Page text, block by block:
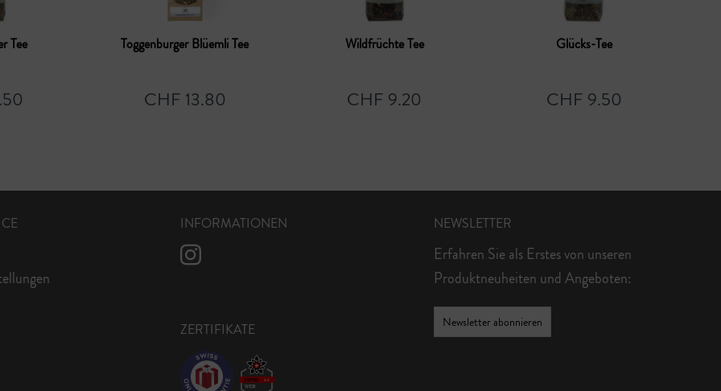
Tee Toggenburger Blüemli Tee
CHF 13.80
Wildfrüchte Tee
CHF 9.20
Glücks-Tee
CHF 9.50
INFORMATIONEN
ZERTIFIKATE
NEWSLETTER
Erfahren Sie als Erstes von unseren
Produktneuheiten und Angeboten:
Newsletter abonnieren